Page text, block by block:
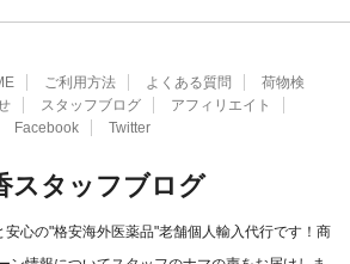
ご利用方法 よくある質問
荷物検
スタッフブログ
アフィリエイト
Facebook
Twitter
スタッフブログ
心の"格安海外医薬品"老舗個人輸入代行です！商